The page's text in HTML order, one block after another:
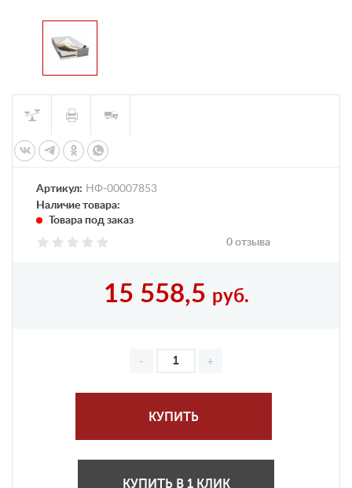
Артикул: НФ-00007853
Наличие товара:
Товара под заказ
0 отзыва
15 558,5 руб.
КУПИТЬ
КУПИТЬ В 1 КЛИК